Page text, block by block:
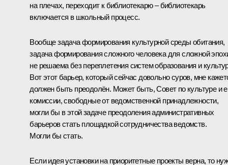
на плечах, переходит к библиотекарю – библиотекарь
включается в школьный процесс.
Вообще задача формирования культурной среды обитания,
задача формирования сложного человека для сложной
не решаема без переплетения систем образования и
Вот этот барьер, который сейчас довольно суров, мне
должен быть преодолён. Может быть, Совет по культуре и
комиссии, свободные от ведомственной принадлежности,
могли бы в этой задаче преодоления административных
барьеров стать площадкой сотрудничества ведомств.
Могли бы стать.
Если идея установки на приоритетные проекты верна, то